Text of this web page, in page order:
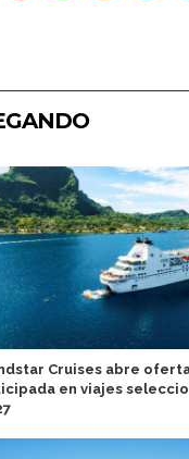
Cruises abre
en viajes